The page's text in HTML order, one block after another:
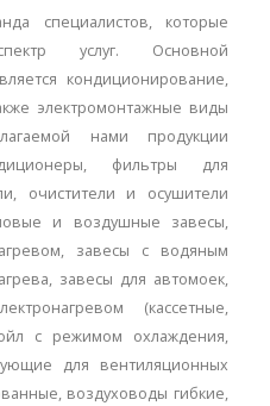
специалистов, которые
услуг. Основной
кондиционирование,
электромонтажные виды
нами продукции
фильтры для
очистители и осушители
и воздушные завесы,
завесы с водяным
завесы для автомоек,
(кассетные,
с режимом охлаждения,
для вентиляционных
воздуховоды гибкие,